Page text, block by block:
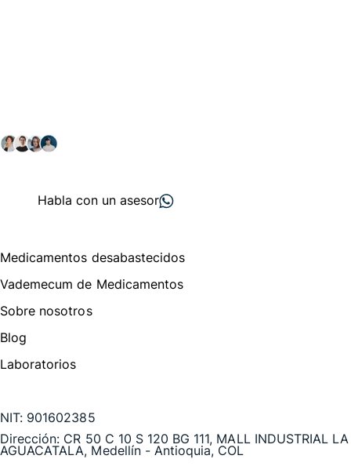
Habla con un asesor
Medicamentos desabastecidos
Vademecum de Medicamentos
Sobre nosotros
Blog
Laboratorios
NIT: 901602385
Dirección: CR 50 C 10 S 120 BG 111, MALL INDUSTRIAL LA
AGUACATALA, Medellín - Antioquia, COL